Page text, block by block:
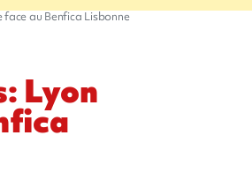
face au Benfica Lisbonne
Lyon